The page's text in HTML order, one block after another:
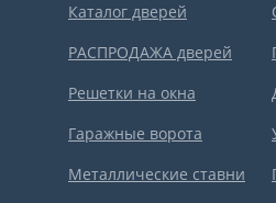
Каталог дверей
РАСПРОДАЖА дверей
Решетки на окна
Гаражные ворота
Металлические ставни